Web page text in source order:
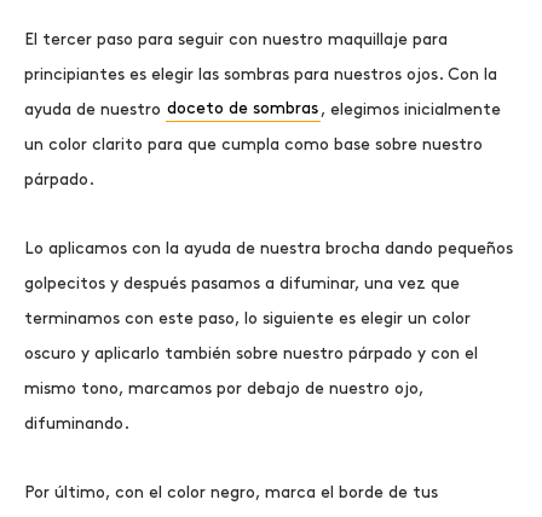
El tercer paso para seguir con nuestro maquillaje para
principiantes es elegir las sombras para nuestros ojos. Con la
ayuda de nuestro doceto de sombras , elegimos inicialmente
un color clarito para que cumpla como base sobre nuestro
párpado.
Lo aplicamos con la ayuda de nuestra brocha dando pequeños
golpecitos y después pasamos a difuminar, una vez que
terminamos con este paso, lo siguiente es elegir un color
oscuro y aplicarlo también sobre nuestro párpado y con el
mismo tono, marcamos por debajo de nuestro ojo,
difuminando.
Por último, con el color negro, marca el borde de tus